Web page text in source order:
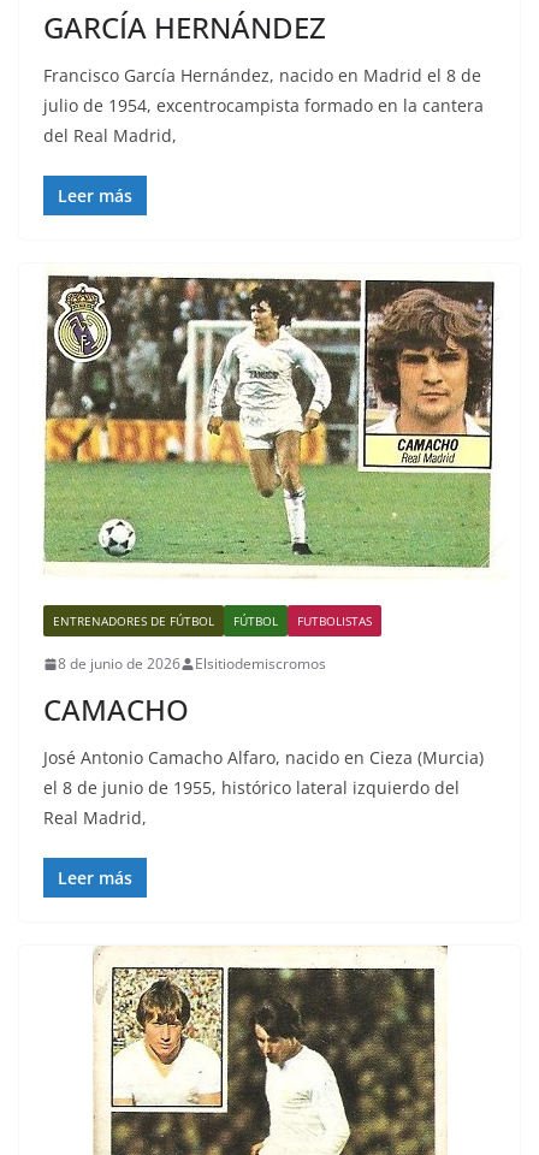
GARCÍA HERNÁNDEZ
Francisco García Hernández, nacido en Madrid el 8 de
julio de 1954, excentrocampista formado en la cantera
del Real Madrid,
Leer más
ENTRENADORES DE FÚTBOL FÚTBOL FUTBOLISTAS
8 de junio de 2026 Elsitiodemiscromos
CAMACHO
José Antonio Camacho Alfaro, nacido en Cieza (Murcia)
el 8 de junio de 1955, histórico lateral izquierdo del
Real Madrid,
Leer más